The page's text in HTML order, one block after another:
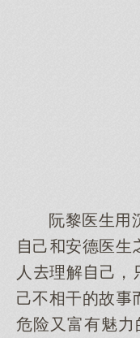
阮黎医生
己安德医生
人理解己
己不相干的故
危险又富有魅力